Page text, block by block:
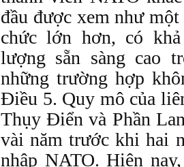
đầu được xem như
chức lớn hơn, có
lượng sẵn sàng cao
những trường hợp
Điều 5. Quy mô của
Thụy Điển và Phần
vài năm trước khi hai
nhập NATO. Hiện